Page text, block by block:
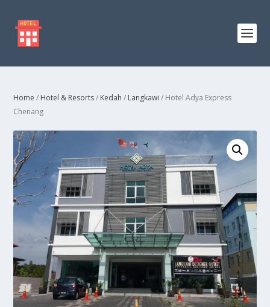
Home / Hotel & Resorts/ Kedah / Langkawi / Hotel Adya Express
Chenang